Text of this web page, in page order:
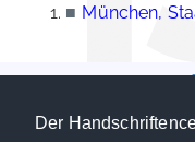
Der
■ München,